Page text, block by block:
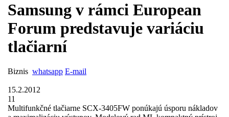
Samsung v rámci European
Forum predstavuje variáciu
tlačiarní
Biznis whatsapp E-mail
15.2.2012
11
Multifunkčné tlačiarne SCX-3405FW ponúkajú úsporu nákladov